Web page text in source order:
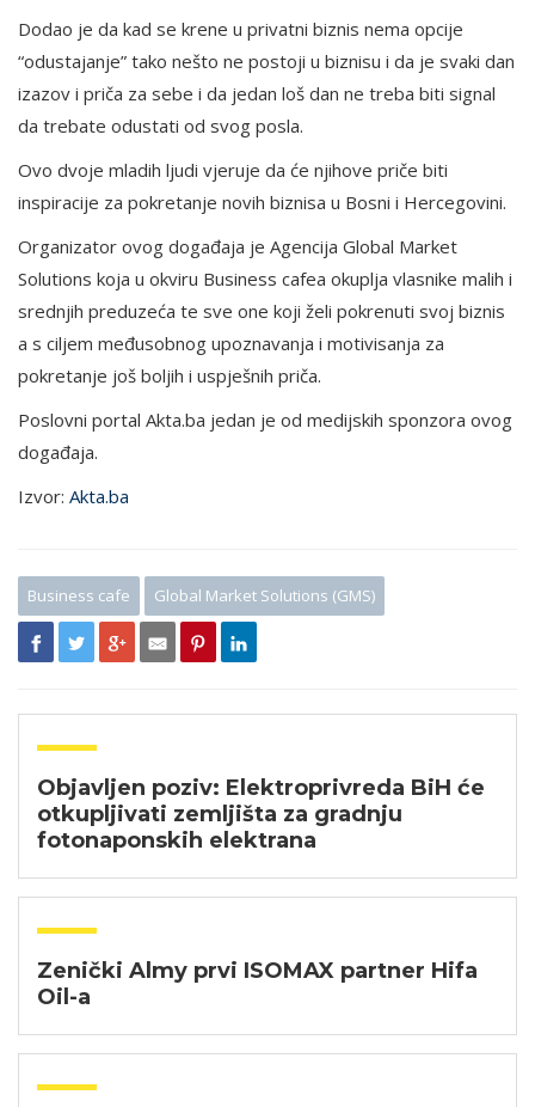
Dodao je da kad se krene u privatni biznis nema opcije
“odustajanje” tako nešto ne postoji u biznisu i da je svaki dan
izazov i priča za sebe i da jedan loš dan ne treba biti signal
da trebate odustati od svog posla.
Ovo dvoje mladih ljudi vjeruje da će njihove priče biti
inspiracije za pokretanje novih biznisa u Bosni i Hercegovini.
Organizator ovog događaja je Agencija Global Market
Solutions koja u okviru Business cafea okuplja vlasnike malih i
srednjih preduzeća te sve one koji želi pokrenuti svoj biznis
a s ciljem međusobnog upoznavanja i motivisanja za
pokretanje još boljih i uspješnih priča.
Poslovni portal Akta.ba jedan je od medijskih sponzora ovog
događaja.
Izvor: Akta.ba
Business cafe Global Market Solutions (GMS)
Objavljen poziv: Elektroprivreda BiH će
otkupljivati zemljišta za gradnju
fotonaponskih elektrana
Zenički Almy prvi ISOMAX partner Hifa
Oil-a